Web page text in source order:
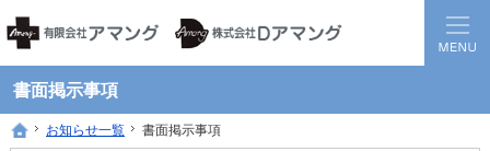
書面掲示事項
静岡県西部地方の地域医療を担う調剤保険薬局グループです。
患者様と医療機関の間に入り、地域全体の健康に貢献する薬局を目指して
ホーム
お知らせ一覧 書面掲示事項
ホーム
お知らせ一覧 書面掲示事項